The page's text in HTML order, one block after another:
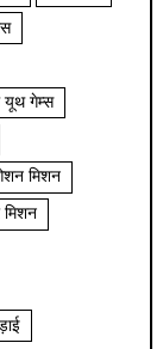
यूथ गेम्स
मिशन
मिशन